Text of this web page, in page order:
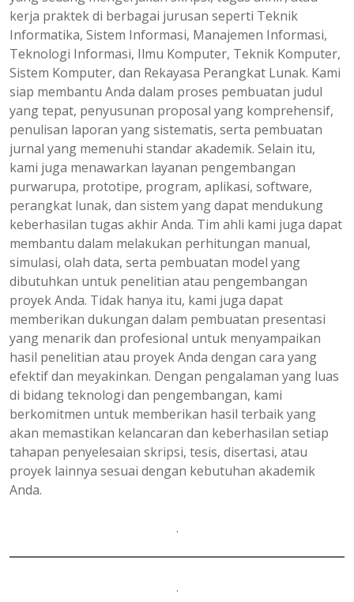
kerja praktek di berbagai jurusan seperti Teknik
Informatika, Sistem Informasi, Manajemen Informasi,
Teknologi Informasi, Ilmu Komputer, Teknik Komputer,
Sistem Komputer, dan Rekayasa Perangkat Lunak. Kami
siap membantu Anda dalam proses pembuatan judul
yang tepat, penyusunan proposal yang komprehensif,
penulisan laporan yang sistematis, serta pembuatan
jurnal yang memenuhi standar akademik. Selain itu,
kami juga menawarkan layanan pengembangan
purwarupa, prototipe, program, aplikasi, software,
perangkat lunak, dan sistem yang dapat mendukung
keberhasilan tugas akhir Anda. Tim ahli kami juga dapat
membantu dalam melakukan perhitungan manual,
simulasi, olah data, serta pembuatan model yang
dibutuhkan untuk penelitian atau pengembangan
proyek Anda. Tidak hanya itu, kami juga dapat
memberikan dukungan dalam pembuatan presentasi
yang menarik dan profesional untuk menyampaikan
hasil penelitian atau proyek Anda dengan cara yang
efektif dan meyakinkan. Dengan pengalaman yang luas
di bidang teknologi dan pengembangan, kami
berkomitmen untuk memberikan hasil terbaik yang
akan memastikan kelancaran dan keberhasilan setiap
tahapan penyelesaian skripsi, tesis, disertasi, atau
proyek lainnya sesuai dengan kebutuhan akademik
Anda.
.
.